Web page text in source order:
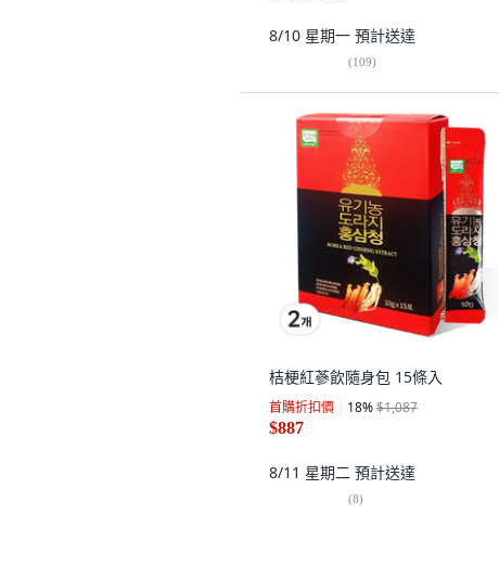
8/10 星期一 預計送達
(109)
桔梗紅蔘飲隨身包 15條入
首購折扣價 18%$1,087
$887
8/11 星期二 預計送達
(8)